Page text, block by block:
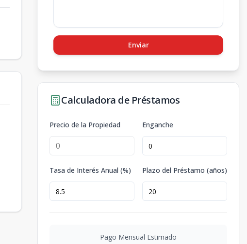
Enviar
Calculadora de Préstamos
Precio de la Propiedad Enganche
Tasa de Interés Anual (%) Plazo del Préstamo (años)
Pago Mensual Estimado